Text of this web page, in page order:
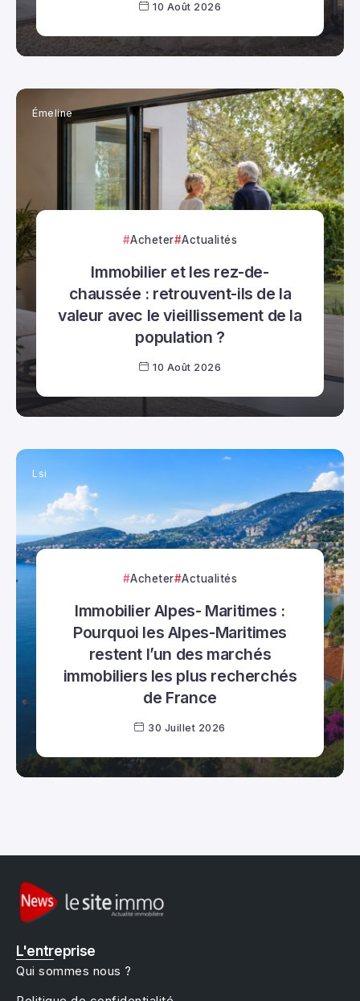
10 Août 2026
Émeline
Acheter Actualités
Immobilier et les rez-de-
chaussée : retrouvent-ils de la
valeur avec le vieillissement de la
population ?
10 Août 2026
Lsi
Acheter Actualités
Immobilier Alpes- Maritimes :
Pourquoi les Alpes-Maritimes
restent l’un des marchés
immobiliers les plus recherchés
de France
30 Juillet 2026
L'entreprise
Qui sommes nous ?